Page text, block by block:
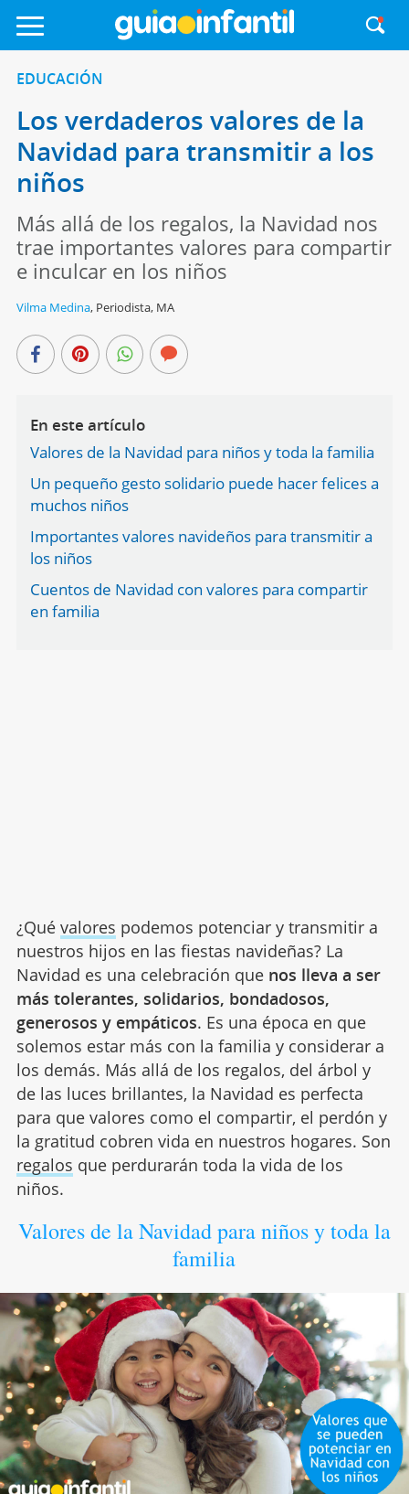
EDUCACIÓN
Los verdaderos valores de la
Navidad para transmitir a los
niños
Más allá de los regalos, la Navidad nos
trae importantes valores para compartir
e inculcar en los niños
Vilma Medina, Periodista, MA
En este artículo
Valores de la Navidad para niños y toda la familia
Un pequeño gesto solidario puede hacer felices a
muchos niños
Importantes valores navideños para transmitir a
los niños
Cuentos de Navidad con valores para compartir
en familia
¿Qué valores podemos potenciar y transmitir a
nuestros hijos en las fiestas navideñas? La
Navidad es una celebración que nos lleva a ser
más tolerantes, solidarios, bondadosos,
generosos y empáticos. Es una época en que
solemos estar más con la familia y considerar a
los demás. Más allá de los regalos, del árbol y
de las luces brillantes, la Navidad es perfecta
para que valores como el compartir, el perdón y
la gratitud cobren vida en nuestros hogares. Son
regalos que perdurarán toda la vida de los
niños.
Valores de la Navidad para niños y toda la
familia